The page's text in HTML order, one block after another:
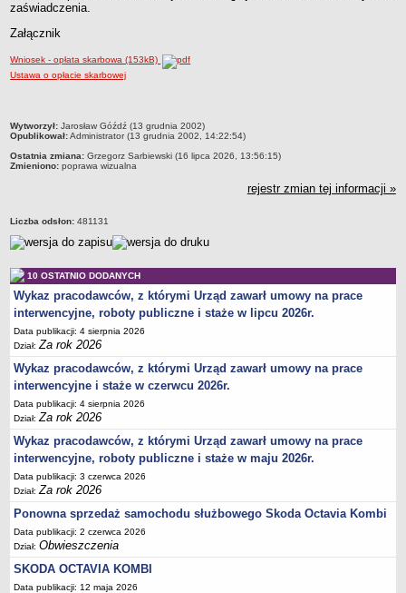
zaświadczenia.
Załącznik
Wniosek - opłata skarbowa (153kB)
Ustawa o opłacie skarbowej
metryczka
Wytworzył: Jarosław Góźdź (13 grudnia 2002)
Opublikował:Administrator (13 grudnia 2002, 14:22:54)
Ostatnia zmiana: Grzegorz Sarbiewski (16 lipca 2026, 13:56:15)
Zmieniono: poprawa wizualna
rejestr zmian tej informacji »
Liczba odsłon: 481131
10 OSTATNIO DODANYCH
Wykaz pracodawców, z którymi Urząd zawarł umowy na prace
interwencyjne, roboty publiczne i staże w lipcu 2026r.
Data publikacji: 4 sierpnia 2026
Dział:Za rok 2026
Wykaz pracodawców, z którymi Urząd zawarł umowy na prace
interwencyjne i staże w czerwcu 2026r.
Data publikacji: 4 sierpnia 2026
Dział:Za rok 2026
Wykaz pracodawców, z którymi Urząd zawarł umowy na prace
interwencyjne, roboty publiczne i staże w maju 2026r.
Data publikacji: 3 czerwca 2026
Dział:Za rok 2026
Ponowna sprzedaż samochodu służbowego Skoda Octavia Kombi
Data publikacji: 2 czerwca 2026
Dział:Obwieszczenia
SKODA OCTAVIA KOMBI
Data publikacji: 12 maja 2026